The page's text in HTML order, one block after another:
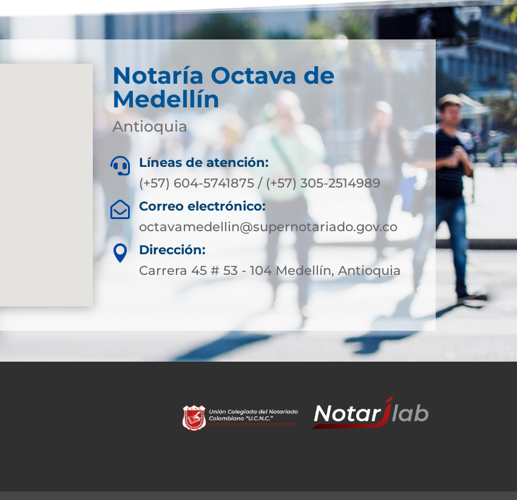
Notaría Octava de
Medellín
Antioquia

Líneas de atención:
(+57) 604-5741875 / (+57) 305-2514989

Correo electrónico:
octavamedellin@supernotariado.gov.co

Dirección:
Carrera 45 # 53 - 104 Medellín, Antioquia